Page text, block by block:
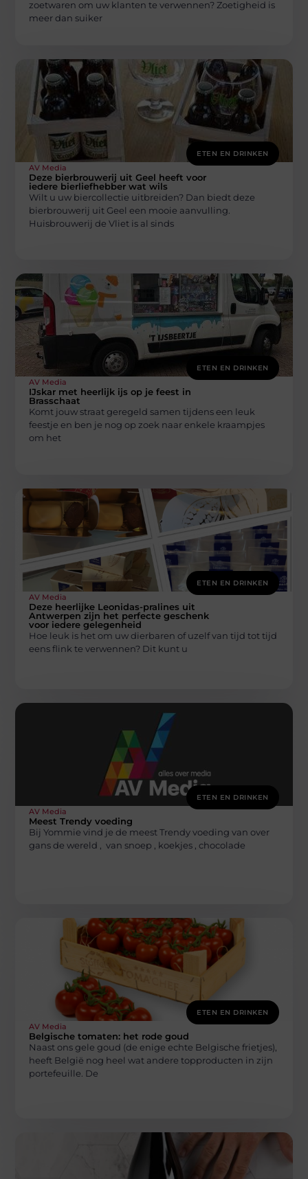
zoetwaren om uw klanten te verwennen? Zoetigheid is
meer dan suiker
ETEN EN DRINKEN
AV Media
Deze bierbrouwerij uit Geel heeft voor
iedere bierliefhebber wat wils
Wilt u uw biercollectie uitbreiden? Dan biedt deze
bierbrouwerij uit Geel een mooie aanvulling.
Huisbrouwerij de Vliet is al sinds
ETEN EN DRINKEN
AV Media
IJskar met heerlijk ijs op je feest in
Brasschaat
Komt jouw straat geregeld samen tijdens een leuk
feestje en ben je nog op zoek naar enkele kraampjes
om het
ETEN EN DRINKEN
AV Media
Deze heerlijke Leonidas-pralines uit
Antwerpen zijn het perfecte geschenk
voor iedere gelegenheid
Hoe leuk is het om uw dierbaren of uzelf van tijd tot tijd
eens flink te verwennen? Dit kunt u
ETEN EN DRINKEN
AV Media
Meest Trendy voeding
Bij Yommie vind je de meest Trendy voeding van over
gans de wereld , van snoep , koekjes , chocolade
ETEN EN DRINKEN
AV Media
Belgische tomaten: het rode goud
Naast ons gele goud (de enige echte Belgische frietjes),
heeft België nog heel wat andere topproducten in zijn
portefeuille. De